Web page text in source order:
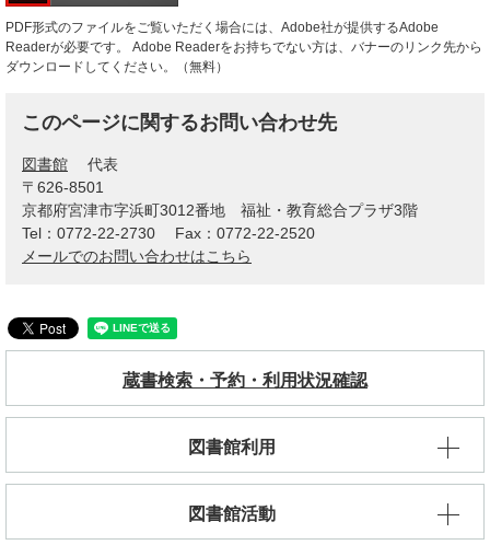
PDF形式のファイルをご覧いただく場合には、Adobe社が提供するAdobe
Readerが必要です。
Adobe Readerをお持ちでない方は、バナーのリンク先から
ダウンロードしてください。（無料）
このページに関するお問い合わせ先
図書館
代表
〒626-8501
京都府宮津市字浜町3012番地 福祉・教育総合プラザ3階
Tel：0772-22-2730
Fax：0772-22-2520
メールでのお問い合わせはこちら
蔵書検索・予約・利用状況確認
図書館利用
図書館活動